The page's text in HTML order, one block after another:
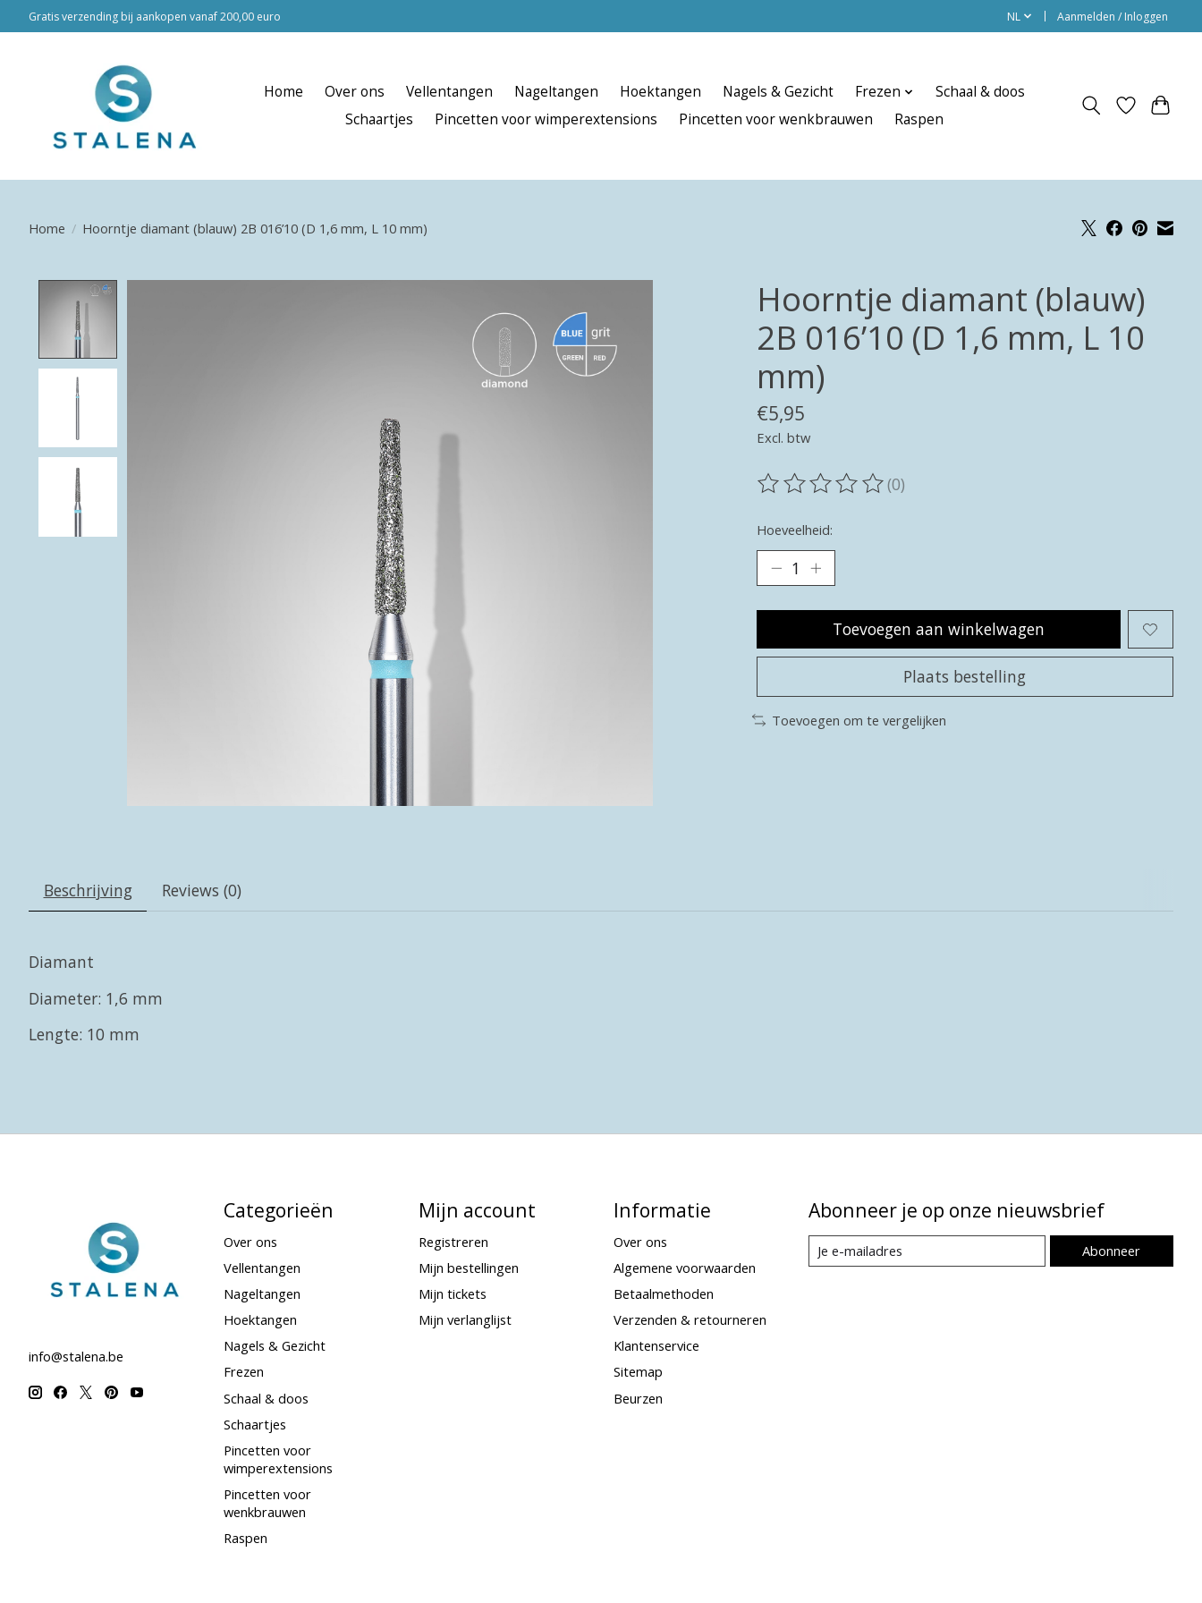
Gratis verzending bij aankopen vanaf 200,00 euro NL Aanmelden / Inloggen
Home Over ons Vellentangen Nageltangen Hoektangen Nagels & Gezicht Frezen
Schaal & doos
Schaartjes
Pincetten voor wimperextensions Pincetten voor wenkbrauwen Raspen
Home / Hoorntje diamant (blauw) 2B 016’10 (D 1,6 mm, L 10 mm)
Hoorntje diamant (blauw)
2B 016’10 (D 1,6 mm, L 10
mm)
€5,95
Excl. btw
De beoordeling van dit product is
(0)
Hoeveelheid:
Toevoegen aan winkelwagen
Plaats bestelling
Toevoegen om te vergelijken
Beschrijving Reviews (0)
Diamant
Diameter: 1,6 mm
Lengte: 10 mm
info@stalena.be
Categorieën
Over ons
Vellentangen
Nageltangen
Hoektangen
Nagels & Gezicht
Frezen
Schaal & doos
Schaartjes
Pincetten voor
wimperextensions
Pincetten voor
wenkbrauwen
Raspen
Mijn account
Registreren
Mijn bestellingen
Mijn tickets
Mijn verlanglijst
Informatie
Over ons
Algemene voorwaarden
Betaalmethoden
Verzenden & retourneren
Klantenservice
Sitemap
Beurzen
Abonneer je op onze nieuwsbrief
Abonneer